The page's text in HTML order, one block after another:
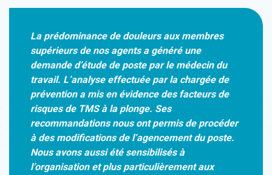
La prédominance de douleurs aux membres
supérieurs de nos agents a généré une
demande d’étude de poste par le médecin du
travail. L’analyse effectuée par la chargée de
prévention a mis en évidence des facteurs de
risques de TMS à la plonge. Ses
recommandations nous ont permis de procéder
à des modifications de l’agencement du poste.
Nous avons aussi été sensibilisés à
l’organisation et plus particulièrement aux